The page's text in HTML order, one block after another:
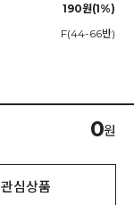
190원(1%)
F(44-66반)
0원
관심상품